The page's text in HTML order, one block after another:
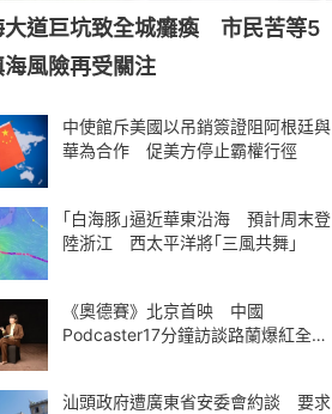
大道巨坑致全城癱瘓 市民苦等5
風險再受關注
中使館斥美國以吊銷簽證阻阿根廷與
華為合作 促美方停止霸權行徑
｢白海豚｣逼近華東沿海 預計周末登
陸浙江 西太平洋將｢三風共舞｣
《奧德賽》北京首映 中國
Podcaster17分鐘訪談路蘭爆紅全球
汕頭政府遭廣東省安委會約談 要求